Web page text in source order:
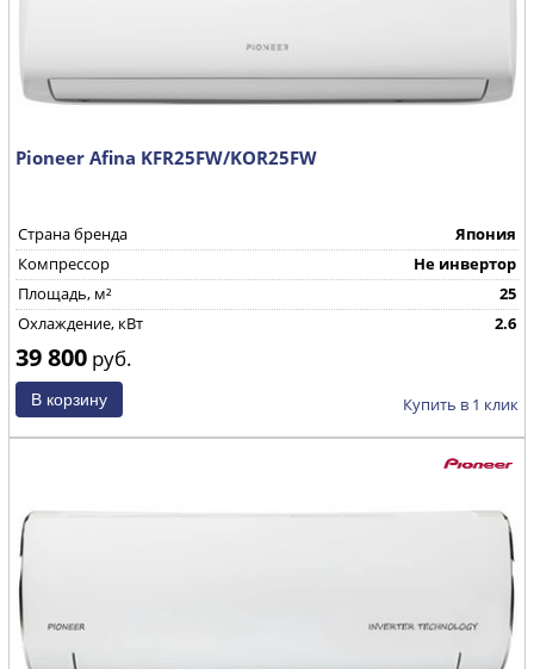
Pioneer Afina KFR25FW/KOR25FW
Страна бренда
Япония
Компрессор
Не инвертор
Площадь, м²
25
Охлаждение, кВт
2.6
39 800 руб.
Купить в 1 клик